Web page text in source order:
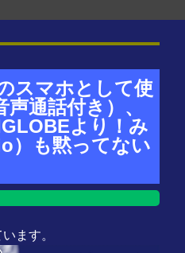
スマホとして使
通話付き）、
より！み
）も黙ってない
ます。